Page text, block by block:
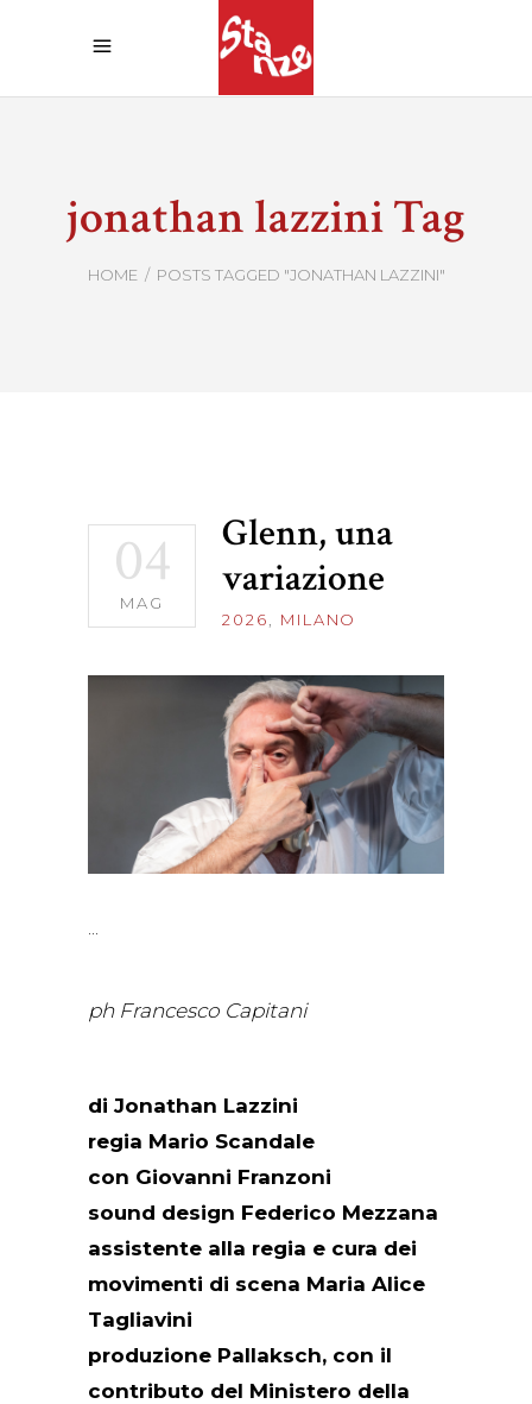
jonathan lazzini Tag
HOME / POSTS TAGGED "JONATHAN LAZZINI"
04
MAG
Glenn, una
variazione
2026 MILANO
ph Francesco Capitani
di Jonathan Lazzini
regia Mario Scandale
con Giovanni Franzoni
sound design Federico Mezzana
assistente alla regia e cura dei
movimenti di scena Maria Alice
Tagliavini
produzione Pallaksch, con il
contributo del Ministero della